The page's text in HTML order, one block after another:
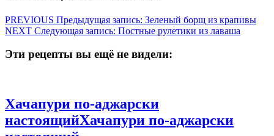
PREVIOUS Предыдущая запись: Зеленый борщ из крапивы
NEXT Следующая запись: Постные рулетики из лаваша
Эти рецепты вы ещё не видели:
Хачапури по-аджарски
настоящийХачапури по-аджарски